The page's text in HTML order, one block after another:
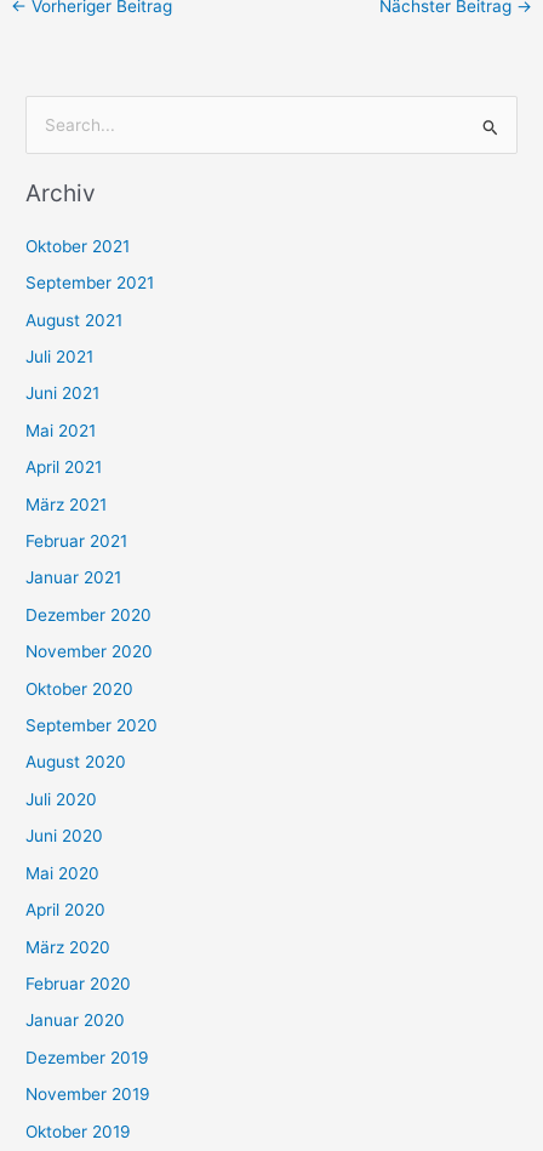
← Vorheriger Beitrag Nächster Beitrag →
c
n
n
a
c
h
:
Archiv
Oktober 2021
September 2021
August 2021
Juli 2021
Juni 2021
Mai 2021
April 2021
März 2021
Februar 2021
Januar 2021
Dezember 2020
November 2020
Oktober 2020
September 2020
August 2020
Juli 2020
Juni 2020
Mai 2020
April 2020
März 2020
Februar 2020
Januar 2020
Dezember 2019
November 2019
Oktober 2019